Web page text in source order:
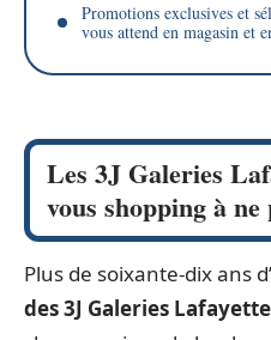
Promotions exclusives et
vous attend en magasin et
Les 3J Galeries
vous shopping à
Plus de soixante-dix ans
des 3J Galeries Lafayette